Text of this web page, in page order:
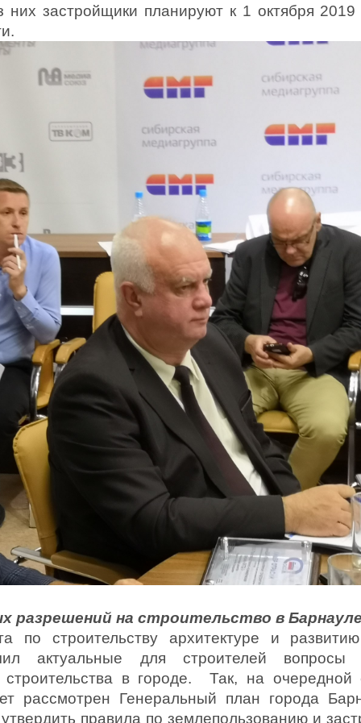
застройщики планируют к 1 октября 2019
разрешений на строительство в
по строительству архитектуре и
актуальные для строителей вопросы
в городе. Так, на
рассмотрен Генеральный план города
правила по землепользованию и